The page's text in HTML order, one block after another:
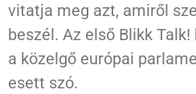
vitatja meg azt, amiről
beszél. Az első Blikk
a közelgő európai
esett szó.